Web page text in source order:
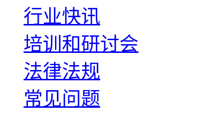
行业快讯
培训和研讨会
法律法规
常见问题